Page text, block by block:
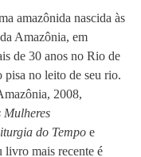
amazônida nascida às
Amazônia, em
de 30 anos no Rio de
pisa no leito de seu rio.
2008,
Mulheres
do Tempo e
livro mais recente é